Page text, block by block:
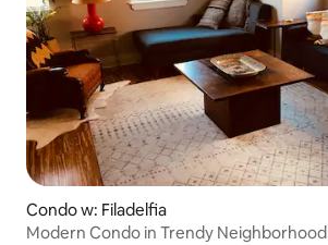
Condo w: Filadelfia
Modern Condo in Trendy Neighborhood